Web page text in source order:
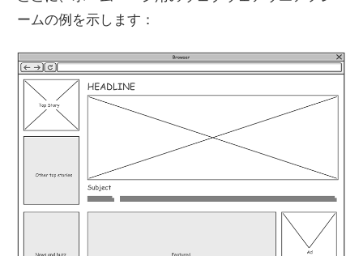
ームの例を示します：